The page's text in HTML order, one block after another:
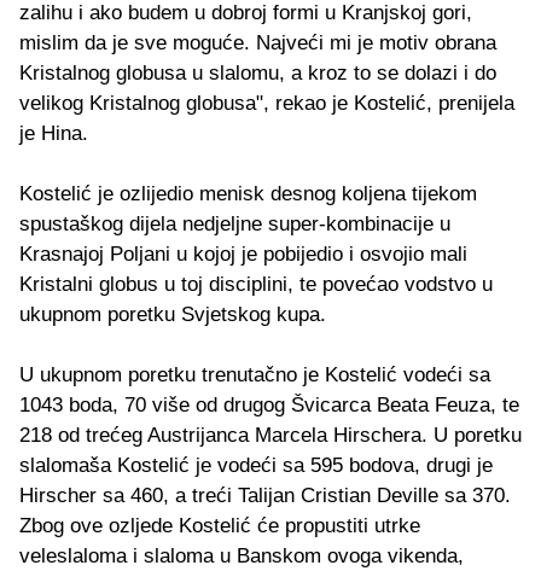
zalihu i ako budem u dobroj formi u Kranjskoj gori,
mislim da je sve moguće. Najveći mi je motiv obrana
Kristalnog globusa u slalomu, a kroz to se dolazi i do
velikog Kristalnog globusa", rekao je Kostelić, prenijela
je Hina.
Kostelić je ozlijedio menisk desnog koljena tijekom
spustaškog dijela nedjeljne super-kombinacije u
Krasnajoj Poljani u kojoj je pobijedio i osvojio mali
Kristalni globus u toj disciplini, te povećao vodstvo u
ukupnom poretku Svjetskog kupa.
U ukupnom poretku trenutačno je Kostelić vodeći sa
1043 boda, 70 više od drugog Švicarca Beata Feuza, te
218 od trećeg Austrijanca Marcela Hirschera. U poretku
slalomaša Kostelić je vodeći sa 595 bodova, drugi je
Hirscher sa 460, a treći Talijan Cristian Deville sa 370.
Zbog ove ozljede Kostelić će propustiti utrke
veleslaloma i slaloma u Banskom ovoga vikenda,